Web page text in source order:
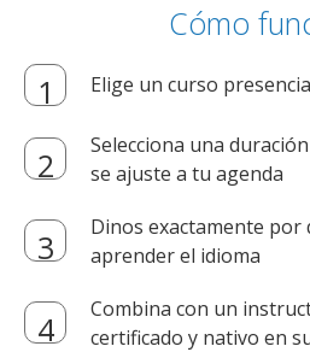
Cómo
Elige un curso
Selecciona una
se ajuste a tu agenda
Dinos exactamente por
aprender el idioma
Combina con un
certificado y nativo en